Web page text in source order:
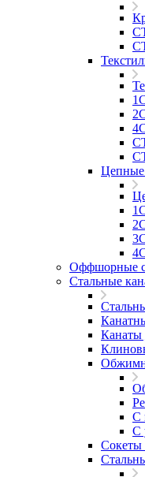
Цепные
Оффшорные
Стальные
Канаты
С
С
Сокеты